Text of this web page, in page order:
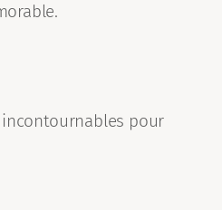
incontournables pour